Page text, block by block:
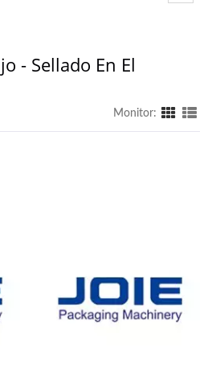
- Sellado En El
Monitor: